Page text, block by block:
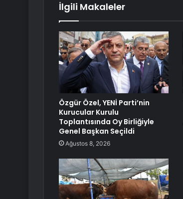
İlgili Makaleler
Özgür Özel, YENİ Parti’nin
Kurucular Kurulu
Toplantısında Oy Birliğiyle
Genel Başkan Seçildi
Ağustos 8, 2026